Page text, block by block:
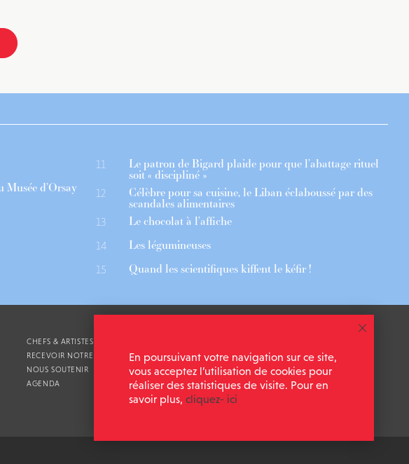
d’Orsay
11 Le patron de Bigard plaide pour que l’abattage rituel
soit « discipliné »
12 Célèbre pour sa cuisine, le Liban éclaboussé par des
scandales alimentaires
13 Le chocolat à l’affiche
14 Les légumineuses
15 Quand les scientifiques kiffent le kéfir !
CHEFS & ARTISTES ASSOCIÉS
RECEVOIR NOTRE NEWSLETTER
NOUS SOUTENIR
AGENDA
MENTIONS LÉGALES
En poursuivant votre navigation sur ce site,
vous acceptez l’utilisation de cookies pour
réaliser des statistiques de visite. Pour en
savoir plus, cliquez- ici